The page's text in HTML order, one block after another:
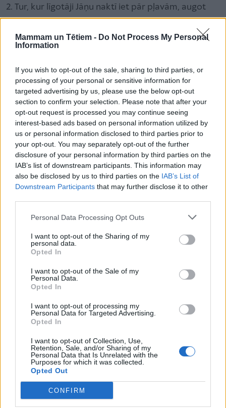
Mammam un Tētiem - Do Not Process My Personal
Information
If you wish to opt-out of the sale, sharing to third parties, or
processing of your personal or sensitive information for
targeted advertising by us, please use the below opt-out
section to confirm your selection. Please note that after your
opt-out request is processed you may continue seeing
interest-based ads based on personal information utilized by
us or personal information disclosed to third parties prior to
your opt-out. You may separately opt-out of the further
disclosure of your personal information by third parties on the
IAB’s list of downstream participants. This information may
also be disclosed by us to third parties on the IAB’s List of
Downstream Participants that may further disclose it to other
Personal Data Processing Opt Outs
I want to opt-out of the Sharing of my
personal data.
Opted In
I want to opt-out of the Sale of my
Personal Data.
Opted In
I want to opt-out of processing my
Personal Data for Targeted Advertising.
Opted In
I want to opt-out of Collection, Use,
Retention, Sale, and/or Sharing of my
Personal Data that Is Unrelated with the
Purposes for which it was collected.
Opted Out
CONFIRM
2. Tur, kur līgotāji Jāņu naktī iet pār pļavām, augot
labāka zāle.
3. Ja Jāņu nakti meita mirti stāda - tad no tās viņai
4. Jāņu naktī nedrīkst gulēt - tad gulēs visu gadu.
5. Jāņu nakti vajag stāvēt pie papardes. Pusnaktī
redz paperdes galā spīdošus ziediņus un čūsku.
Čūsku vajag nosist un ziediņus noraut; tos vajag likt
sev pagalvī - tad var redzēt savu nākotni.
6. Ja Zāļu vakarā uz piena traukiem samet smalkas
nātres - raganas sadzeļas un pienu nebojā.
7. Jāņu naktī jāiet gulēt ar neaizmirstuļu vainadziņu
galvā. Kas sapnī to noņems - būs līgavainis.
8. Jāņu vakarā jāsalasa vībotņu ziedi, jāiesien
kabatlakatiņā un naktī jābrien pa ūdeni vai rasu - tad
ziedi pārvēršas zeltā vai sudrabā.
9. Jāņu ugunskuri jākur kalniņos. Ugunskura pelnos
10. Jāņu dienas rītā jānogriež papardes kāts pie
pašas pamatnes, uz nogriezuma būs redzams kāds
burts - ar to burtu sāksies nākamā vīra vai sievas
11. Jāņu dienā vajagot zirgu ar olām dzirdīt - tad tas
būs stiprs un apaļš.
12. Ja līdz Jāņiem nosit odu - tad tā vietā tūlīt rodas 10
jauni, bet, ja pēc Jāņiem nosit, - tad 10 odu uzreiz